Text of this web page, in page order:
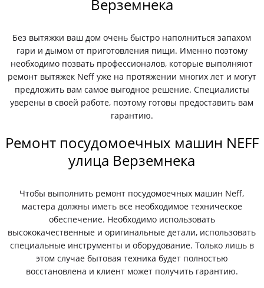
Верземнека
Без вытяжки ваш дом очень быстро наполниться запахом
гари и дымом от приготовления пищи. Именно поэтому
необходимо позвать профессионалов, которые выполняют
ремонт вытяжек Neff уже на протяжении многих лет и могут
предложить вам самое выгодное решение. Специалисты
уверены в своей работе, поэтому готовы предоставить вам
гарантию.
Ремонт посудомоечных машин NEFF
улица Верземнека
Чтобы выполнить ремонт посудомоечных машин Neff,
мастера должны иметь все необходимое техническое
обеспечение. Необходимо использовать
высококачественные и оригинальные детали, использовать
специальные инструменты и оборудование. Только лишь в
этом случае бытовая техника будет полностью
восстановлена и клиент может получить гарантию.